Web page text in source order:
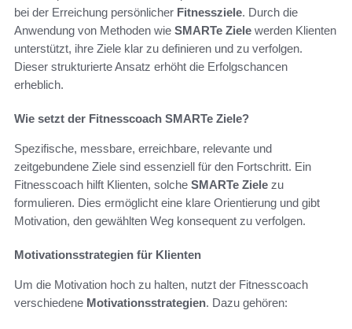
bei der Erreichung persönlicher Fitnessziele. Durch die
Anwendung von Methoden wie SMARTe Ziele werden Klienten
unterstützt, ihre Ziele klar zu definieren und zu verfolgen.
Dieser strukturierte Ansatz erhöht die Erfolgschancen
erheblich.
Wie setzt der Fitnesscoach SMARTe Ziele?
Spezifische, messbare, erreichbare, relevante und
zeitgebundene Ziele sind essenziell für den Fortschritt. Ein
Fitnesscoach hilft Klienten, solche SMARTe Ziele zu
formulieren. Dies ermöglicht eine klare Orientierung und gibt
Motivation, den gewählten Weg konsequent zu verfolgen.
Motivationsstrategien für Klienten
Um die Motivation hoch zu halten, nutzt der Fitnesscoach
verschiedene Motivationsstrategien. Dazu gehören: